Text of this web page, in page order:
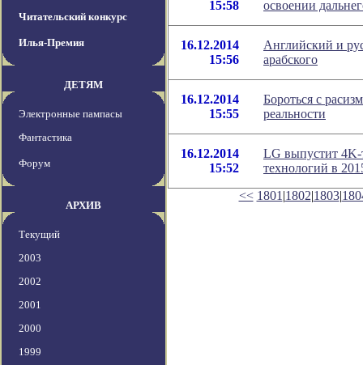
Читательский конкурс
Илья-Премия
ДЕТЯМ
Электронные пампасы
Фантастика
Форум
АРХИВ
Текущий
2003
2002
2001
2000
1999
15:58 освоении
16.12.2014
15:56
Английский и
арабского
16.12.2014
15:55
Бороться с
реальности
16.12.2014
15:52
LG выпустит 4K-
технологий в
<< 1801 |1802|1803|